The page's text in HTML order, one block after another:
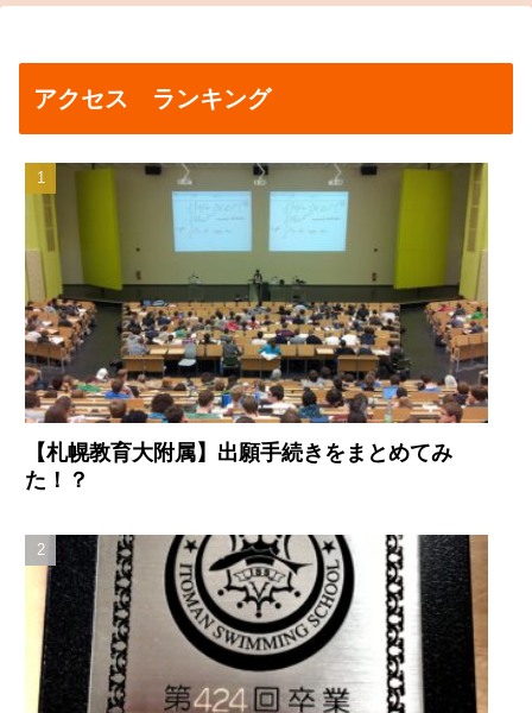
アクセス ランキング
【札幌教育大附属】出願手続きをまとめてみ
た！？